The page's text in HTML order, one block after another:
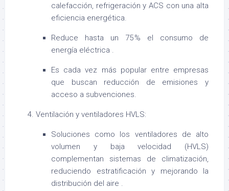
calefacción, refrigeración y ACS con una alta
eficiencia energética.
Reduce hasta un 75 % el consumo de
energía eléctrica .
Es cada vez más popular entre empresas
que buscan reducción de emisiones y
acceso a subvenciones.
Ventilación y ventiladores HVLS:
Soluciones como los ventiladores de alto
volumen y baja velocidad (HVLS)
complementan sistemas de climatización,
reduciendo estratificación y mejorando la
distribución del aire .